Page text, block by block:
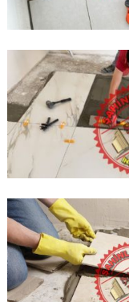
Dekorasyon,
kadrosuyla Muğla
seramik döşeme
ustası
Sayfaya Git
İnşaat Dekorasyon,
uzman kadrosuyla
seramik döşeme
ustası
Sayfaya Git